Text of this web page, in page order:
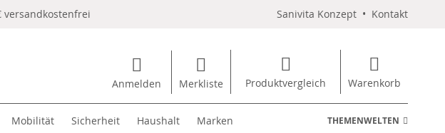
versandkostenfrei Sanivita Konzept • Kontakt
Anmelden Merkliste Produktvergleich Warenkorb
Mobilität Sicherheit Haushalt Marken THEMENWELTEN